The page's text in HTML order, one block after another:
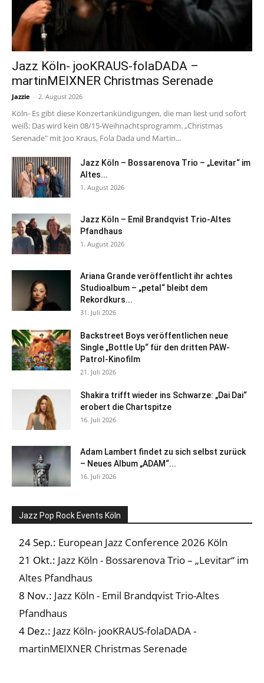
Jazz Köln- jooKRAUS-folaDADA –
martinMEIXNER Christmas Serenade
Jazzie - 2. August 2026
Köln- Es gibt diese Konzertankündigungen, die man liest und sofort
weiß: Das wird kein 08/15-Weihnachtsprogramm. „Christmas
Serenade" mit Joo Kraus, Fola Dada und Martin...
Jazz Köln – Bossarenova Trio – „Levitar“ im
Altes...
1. August 2026
Jazz Köln – Emil Brandqvist Trio-Altes
Pfandhaus
1. August 2026
Ariana Grande veröffentlicht ihr achtes
Studioalbum – „petal“ bleibt dem
Rekordkurs...
31. Juli 2026
Backstreet Boys veröffentlichen neue
Single „Bottle Up“ für den dritten PAW-
Patrol-Kinofilm
21. Juli 2026
Shakira trifft wieder ins Schwarze: „Dai Dai“
erobert die Chartspitze
16. Juli 2026
Adam Lambert findet zu sich selbst zurück
– Neues Album „ADAM“...
16. Juli 2026
Jazz Pop Rock Events Köln
24 Sep.: European Jazz Conference 2026 Köln
21 Okt.: Jazz Köln - Bossarenova Trio – „Levitar“ im
Altes Pfandhaus
8 Nov.: Jazz Köln - Emil Brandqvist Trio-Altes
Pfandhaus
4 Dez.: Jazz Köln- jooKRAUS-folaDADA -
martinMEIXNER Christmas Serenade